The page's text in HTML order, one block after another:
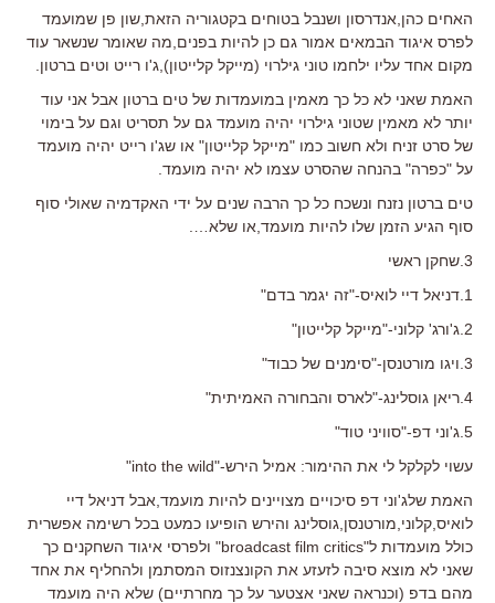
האחים כהן,אנדרסון ושנבל בטוחים בקטגוריה הזאת,שון פן שמועמד
לפרס איגוד הבמאים אמור גם כן להיות בפנים,מה שאומר שנשאר עוד
מקום אחד עליו ילחמו טוני גילרוי (מייקל קלייטון),ג'ו רייט וטים ברטון.
האמת שאני לא כל כך מאמין במועמדות של טים ברטון אבל אני עוד
יותר לא מאמין שטוני גילרוי יהיה מועמד גם על תסריט וגם על בימוי
של סרט זניח ולא חשוב כמו "מייקל קלייטון" או שג'ו רייט יהיה מועמד
על "כפרה" בהנחה שהסרט עצמו לא יהיה מועמד.
טים ברטון נזנח ונשכח כל כך הרבה שנים על ידי האקדמיה שאולי סוף
סוף הגיע הזמן שלו להיות מועמד,או שלא….
3.שחקן ראשי
1.דניאל דיי לואיס-"זה יגמר בדם"
2.ג'ורג' קלוני-"מייקל קלייטון"
3.ויגו מורטנסן-"סימנים של כבוד"
4.ריאן גוסלינג-"לארס והבחורה האמיתית"
5.ג'וני דפ-"סוויני טוד"
עשוי לקלקל לי את ההימור: אמיל הירש-"into the wild"
האמת שלג'וני דפ סיכויים מצויינים להיות מועמד,אבל דניאל דיי
לואיס,קלוני,מורטנסן,גוסלינג והירש הופיעו כמעט בכל רשימה אפשרית
כולל מועמדות ל"broadcast film critics" ולפרסי איגוד השחקנים כך
שאני לא מוצא סיבה לזעזע את הקונצנזוס המסתמן ולהחליף את אחד
מהם בדפ (וכנראה שאני אצטער על כך מחרתיים) שלא היה מועמד